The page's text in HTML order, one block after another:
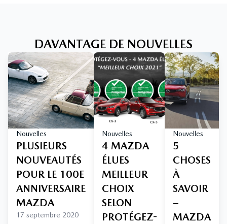
DAVANTAGE DE NOUVELLES
Nouvelles
PLUSIEURS
NOUVEAUTÉS
POUR LE 100E
ANNIVERSAIRE
MAZDA
17 septembre 2020
Nouvelles
4 MAZDA
ÉLUES
MEILLEUR
CHOIX
SELON
PROTÉGEZ-
Nouvelles
5
CHOSES
À
SAVOIR
–
MAZDA